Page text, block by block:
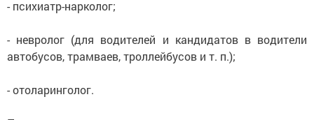
- психиатр-нарколог;
- невролог (для водителей и кандидатов в водители
автобусов, трамваев, троллейбусов и т. п.);
- отоларинголог.